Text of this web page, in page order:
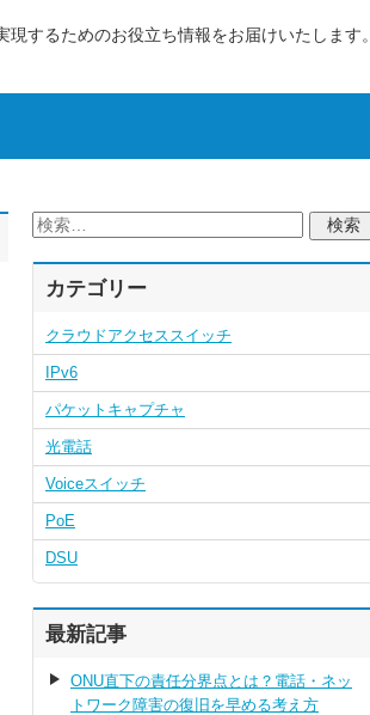
現するためのお役立ち情報をお届けいたします。
カテゴリー
クラウドアクセススイッチ
IPv6
パケットキャプチャ
光電話
Voiceスイッチ
PoE
DSU
最新記事
ONU直下の責任分界点とは？電話・ネッ
トワーク障害の復旧を早める考え方